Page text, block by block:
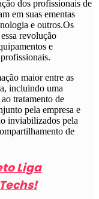
dos profissionais de
em suas ementas
e outros.Os
revolução
e
maior entre as
incluindo uma
tratamento de
pela empresa e
inviabilizados pela
de
Liga